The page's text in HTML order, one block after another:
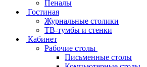
Пеналы
Гостиная
Журнальные столики
ТВ‑тумбы и стенки
Кабинет
Рабочие столы
Письменные столы